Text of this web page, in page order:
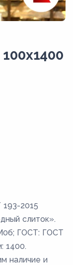
2015
слиток».
ГОСТ: ГОСТ
1400.
наличие и